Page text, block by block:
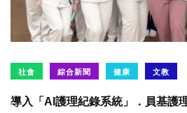
社會 綜合新聞 健康 文教
導入「AI護理紀錄系統」．員基護